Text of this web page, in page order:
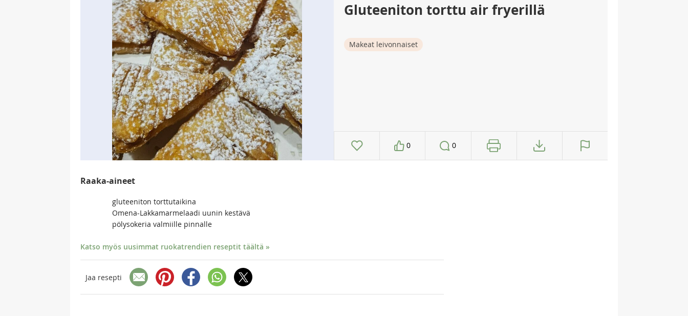
Gluteeniton torttu air fryerillä
Makeat leivonnaiset
0 0
Raaka-aineet
gluteeniton torttutaikina
Omena-Lakkamarmelaadi uunin kestävä
pölysokeria valmiille pinnalle
Katso myös uusimmat ruokatrendien reseptit täältä »
Jaa resepti